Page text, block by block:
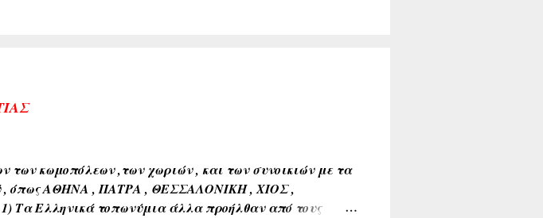
των κωμοπόλεων ,των χωριών , και των συνοικιών με τα
, όπως ΑΘΗΝΑ , ΠΑΤΡΑ , ΘΕΣΣΑΛΟΝΙΚΗ , ΧΙΟΣ ,
Ελληνικά τοπωνύμια άλλα προήλθαν από τους